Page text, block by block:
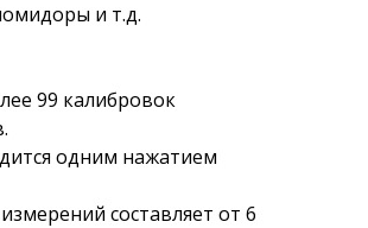
и т.д.
99 калибровок
одним нажатием
составляет от 6